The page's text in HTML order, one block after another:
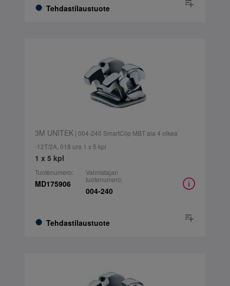
Tehdastilaustuote
3M UNITEK| 004-240 SmartClip MBT ala 4 oikea
-12T/2A, 018 ura 1 x 5 kpl
1 x 5 kpl
Tuotenumero:
MD175906
Tehdastilaustuote
Valmistajan
tuotenumero:
004-240